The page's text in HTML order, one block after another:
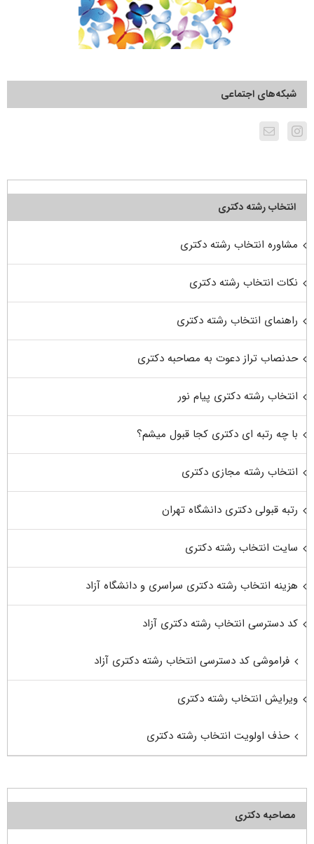
شبکه‌های اجتماعی
انتخاب رشته دکتری
مشاوره انتخاب رشته دکتری
نکات انتخاب رشته دکتری
راهنمای انتخاب رشته دکتری
حدنصاب تراز دعوت به مصاحبه دکتری
انتخاب رشته دکتری پیام نور
با چه رتبه ای دکتری کجا قبول میشم؟
انتخاب رشته مجازی دکتری
رتبه قبولی دکتری دانشگاه تهران
سایت انتخاب رشته دکتری
هزینه انتخاب رشته دکتری سراسری و دانشگاه آزاد
کد دسترسی انتخاب رشته دکتری آزاد
فراموشی کد دسترسی انتخاب رشته دکتری آزاد
ویرایش انتخاب رشته دکتری
حذف اولویت انتخاب رشته دکتری
مصاحبه دکتری